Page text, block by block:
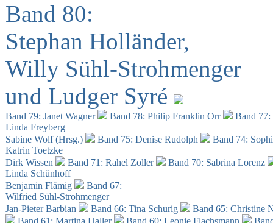
Band 80:
Stephan Holländer,
Willy Sühl-Strohmenger
und Ludger Syré
Band 79: Janet Wagner Band 78: Philip Franklin Orr
Band
Linda Freyberg
Sabine Wolf (Hrsg.)
Band 75: Denise Rudolph
Band 74:
Katrin Toetzke
Dirk Wissen
Band 71: Rahel Zoller
Band 70: Sabrina Lorenz
Linda Schünhoff
Benjamin Flämig
Band 67:
Wilfried Sühl-Strohmenger
Jan-Pieter Barbian
Band 66: Tina Schurig
Band 65: Christine
Band 61: Martina Haller
Band 60: Leonie Flachsmann